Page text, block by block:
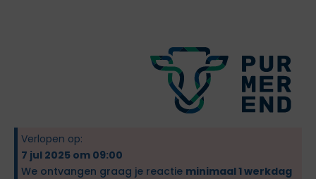
Verlopen op:
7 jul 2025 om 09:00
We ontvangen graag je reactie minimaal 1 werkdag